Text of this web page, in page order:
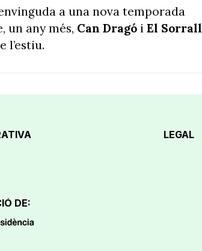
a una nova temporada
un any més, Can Dragó i El Sorrall
l’estiu.
LEGAL
DE: